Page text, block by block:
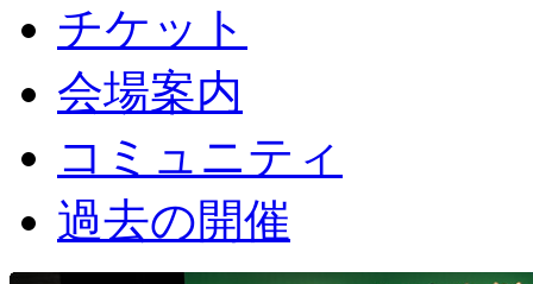
チケット
会場案内
コミュニティ
過去の開催